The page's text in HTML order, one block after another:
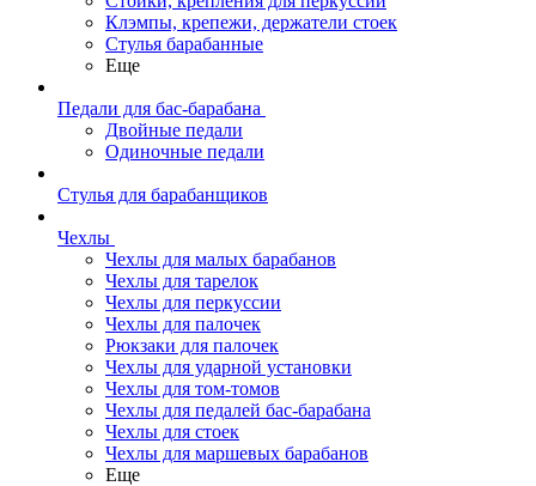
Клэмпы, крепежи, держатели стоек
Стулья барабанные
Еще
Педали для бас-барабана
Двойные педали
Одиночные педали
Стулья для барабанщиков
Чехлы
Чехлы для малых барабанов
Чехлы для тарелок
Чехлы для перкуссии
Чехлы для палочек
Рюкзаки для палочек
Чехлы для ударной установки
Чехлы для том-томов
Чехлы для педалей бас-барабана
Чехлы для стоек
Чехлы для маршевых барабанов
Еще